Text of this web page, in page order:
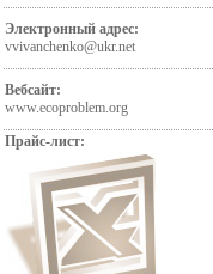
Электронный адрес:
vvivanchenko@ukr.net
Вебсайт:
www.ecoproblem.org
Прайс-лист: